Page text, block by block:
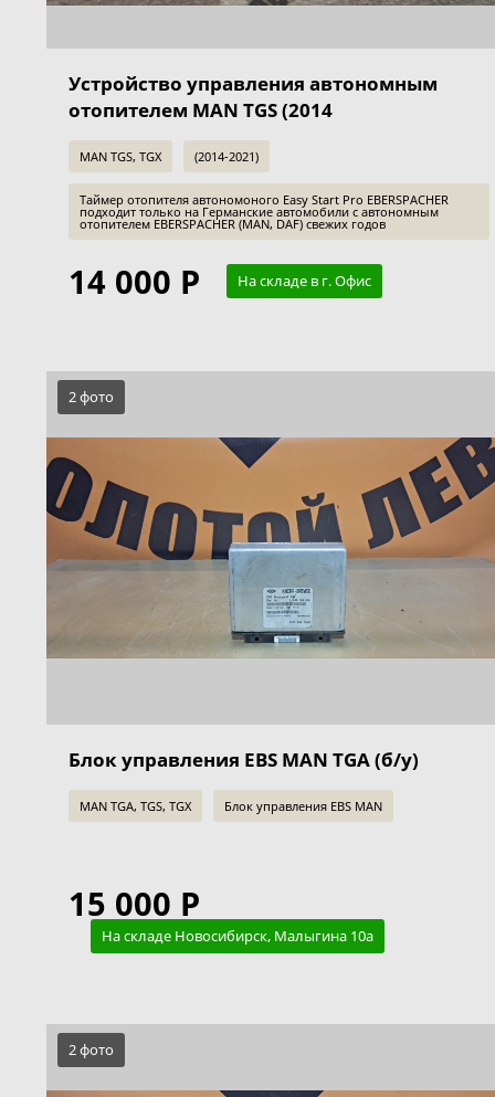
Устройство управления автономным
отопителем MAN TGS (2014
MAN TGS, TGX (2014-2021)
Таймер отопителя автономоного Easy Start Pro EBERSPACHER
подходит только на Германские автомобили с автономным
отопителем EBERSPACHER (MAN, DAF) свежих годов
14 000 Р На складе в г. Офис
2 фото
Блок управления EBS MAN TGA (б/у)
MAN TGA, TGS, TGX Блок управления EBS MAN
15 000 Р
На складе Новосибирск, Малыгина 10а
2 фото